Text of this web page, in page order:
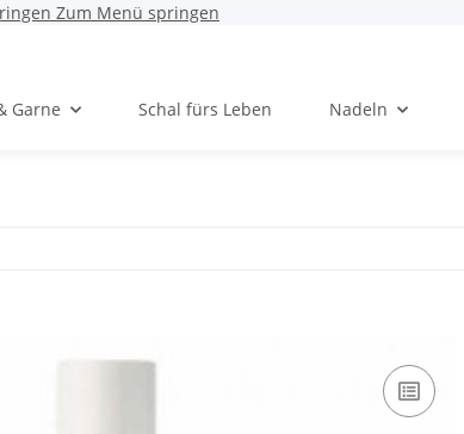
Zum Menü springen
Garne Schal fürs Leben Nadeln